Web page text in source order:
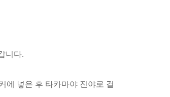
니다.
에 넣은 후 타카마야 진야로 걸